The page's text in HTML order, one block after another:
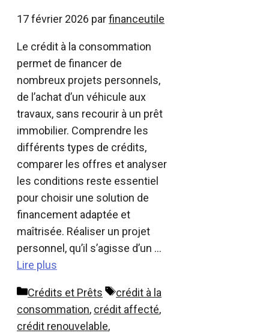
17 février 2026 parfinanceutile
Le crédit à la consommation
permet de financer de
nombreux projets personnels,
de l’achat d’un véhicule aux
travaux, sans recourir à un prêt
immobilier. Comprendre les
différents types de crédits,
comparer les offres et analyser
les conditions reste essentiel
pour choisir une solution de
financement adaptée et
maîtrisée. Réaliser un projet
personnel, qu’il s’agisse d’un …
Lire plus
Catégories
Crédits et Prêts Étiquettes
crédit à la
consommation, crédit affecté,
crédit renouvelable,